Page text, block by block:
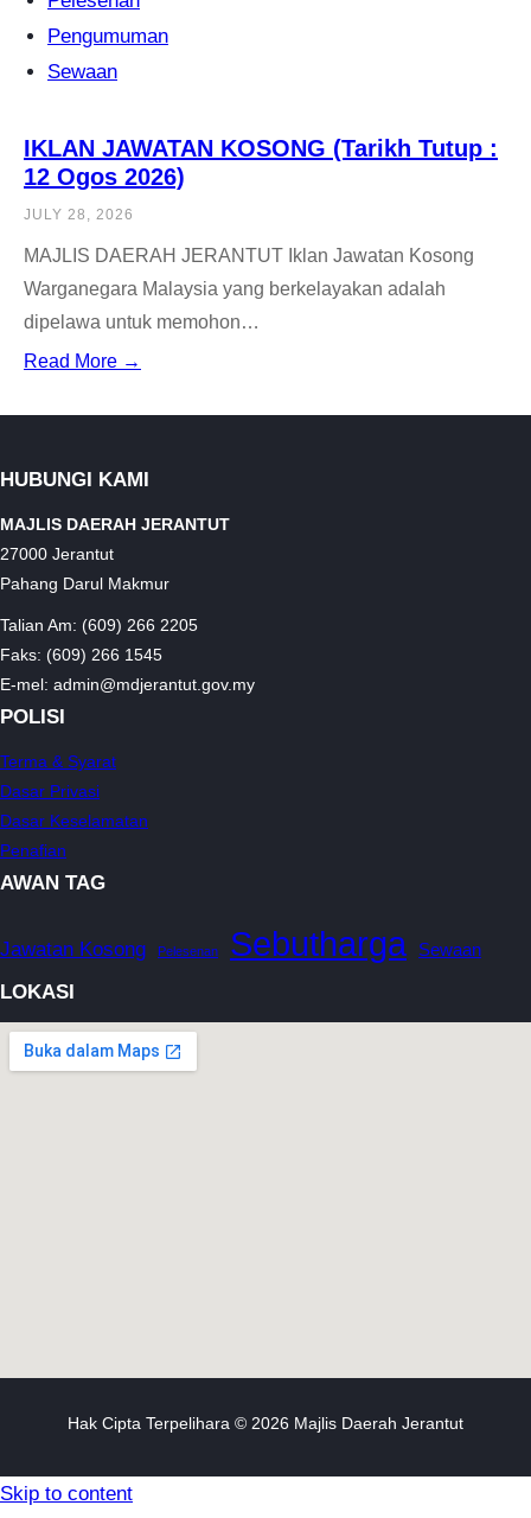
Pengumuman
Sewaan
IKLAN JAWATAN KOSONG (Tarikh Tutup :
12 Ogos 2026)
JULY 28, 2026
MAJLIS DAERAH JERANTUT Iklan Jawatan Kosong
Warganegara Malaysia yang berkelayakan adalah
dipelawa untuk memohon…
Read More →
HUBUNGI KAMI
MAJLIS DAERAH JERANTUT
27000 Jerantut
Pahang Darul Makmur
Talian Am: (609) 266 2205
Faks: (609) 266 1545
E-mel: admin@mdjerantut.gov.my
POLISI
Terma & Syarat
Dasar Privasi
Dasar Keselamatan
Penafian
AWAN TAG
Jawatan Kosong Pelesenan Sebutharga Sewaan
LOKASI
Hak Cipta Terpelihara © 2026 Majlis Daerah Jerantut
Skip to content